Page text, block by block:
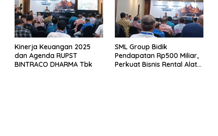
Kinerja Keuangan 2025
dan Agenda RUPST
BINTRACO DHARMA Tbk
SML Group Bidik
Pendapatan Rp500 Miliar,
Perkuat Bisnis Rental Alat